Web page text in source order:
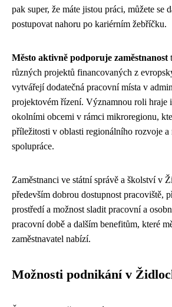
pak super, že máte jistou práci, můžete se
postupovat nahoru po kariérním žebříčku.
Město aktivně podporuje zaměstnanost
různých projektů financovaných z
vytvářejí dodatečná pracovní místa v
projektovém řízení. Významnou roli hraje
okolními obcemi v rámci mikroregionu,
příležitosti v oblasti regionálního rozvoje a
spolupráce.
Zaměstnanci ve státní správě a školství v
především dobrou dostupnost pracoviště,
prostředí a možnost sladit pracovní a
pracovní době a dalším benefitům, které
zaměstnavatel nabízí.
Možnosti podnikání v